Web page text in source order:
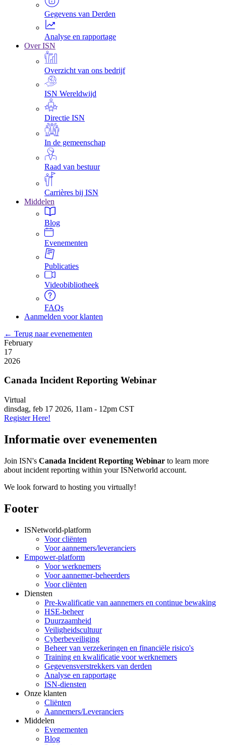
Gegevens van Derden
Analyse en rapportage
Over ISN
Overzicht van ons bedrijf
ISN Wereldwijd
Directie ISN
In de gemeenschap
Raad van bestuur
Carrières bij ISN
Middelen
Blog
Evenementen
Publicaties
Videobibliotheek
FAQs
Aanmelden voor klanten
← Terug naar evenementen
February
17
2026
Canada Incident Reporting Webinar
Virtual
dinsdag, feb 17 2026, 11am - 12pm CST
Register Here!
Informatie over evenementen
Join ISN's Canada Incident Reporting Webinar to learn more
about incident reporting within your ISNetworld account.
We look forward to hosting you virtually!
Footer
ISNetworld-platform
Voor cliënten
Voor aannemers/leveranciers
Empower-platform
Voor werknemers
Voor aannemer-beheerders
Voor cliënten
Diensten
Pre-kwalificatie van aannemers en continue bewaking
HSE-beheer
Duurzaamheid
Veiligheidscultuur
Cyberbeveiliging
Beheer van verzekeringen en financiële risico's
Training en kwalificatie voor werknemers
Gegevensverstrekkers van derden
Analyse en rapportage
ISN-diensten
Onze klanten
Cliënten
Aannemers/Leveranciers
Middelen
Evenementen
Blog